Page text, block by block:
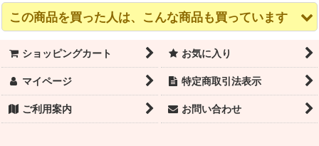
この商品を買った人は、こんな商品も買っています
ショッピングカート お気に入り
マイページ 特定商取引法表示
ご利用案内 お問い合わせ